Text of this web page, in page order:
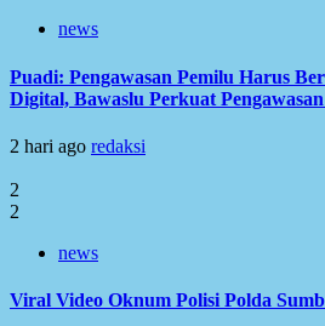
news
Puadi: Pengawasan Pemilu Harus
Digital, Bawaslu Perkuat
2 hari ago redaksi
2
2
news
Viral Video Oknum Polisi Polda